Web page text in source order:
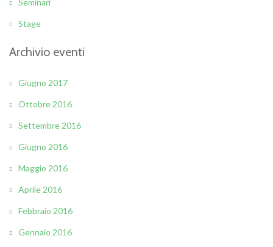
Seminari
Stage
Archivio eventi
Giugno 2017
Ottobre 2016
Settembre 2016
Giugno 2016
Maggio 2016
Aprile 2016
Febbraio 2016
Gennaio 2016